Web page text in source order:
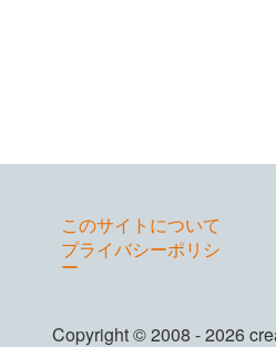
このサイトについて
プライバシーポリシ
ー
Copyright © 2008 - 2026